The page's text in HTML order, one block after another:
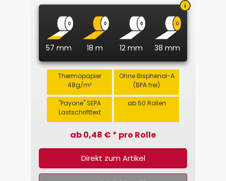
57 mm 18 m 12 mm 38 mm
Thermopapier
48g/m²
Ohne Bisphenol-A
(BPA frei)
"Payone" SEPA
Lastschrifttext
ab 50 Rollen
ab 0,48 € * pro Rolle
Direkt zum Artikel